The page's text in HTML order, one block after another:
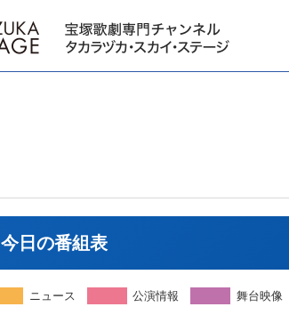
今日の番組表
ニュース 公演情報 舞台映像